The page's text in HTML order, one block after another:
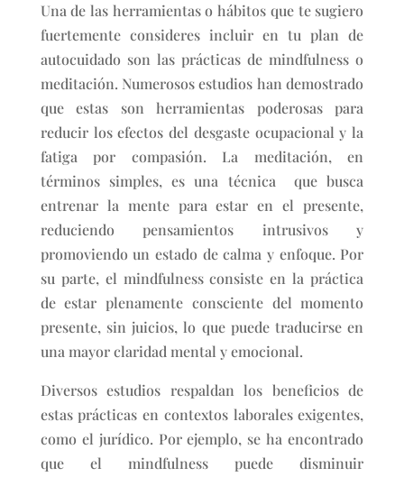
Una de las herramientas o hábitos que te sugiero
fuertemente consideres incluir en tu plan de
autocuidado son las prácticas de mindfulness o
meditación. Numerosos estudios han demostrado
que estas son herramientas poderosas para
reducir los efectos del desgaste ocupacional y la
fatiga por compasión. La meditación, en
términos simples, es una técnica que busca
entrenar la mente para estar en el presente,
reduciendo pensamientos intrusivos y
promoviendo un estado de calma y enfoque. Por
su parte, el mindfulness consiste en la práctica
de estar plenamente consciente del momento
presente, sin juicios, lo que puede traducirse en
una mayor claridad mental y emocional.
Diversos estudios respaldan los beneficios de
estas prácticas en contextos laborales exigentes,
como el jurídico. Por ejemplo, se ha encontrado
que el mindfulness puede disminuir